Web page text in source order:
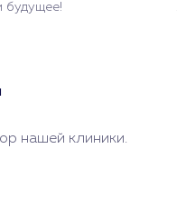
будущее!
нашей клиники.